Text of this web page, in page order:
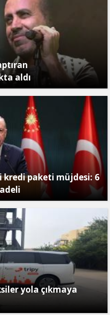
aldı
kredi paketi müjdesi: 6
yola çıkmaya